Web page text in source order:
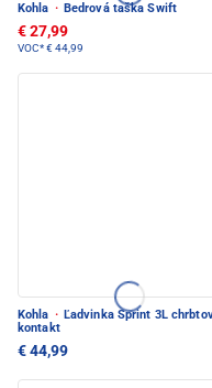
Kohla · Bedrová taška Swift
€ 27,99
VOC*€ 44,99
Kohla · Ľadvinka Sprint 3L
kontakt
€ 44,99